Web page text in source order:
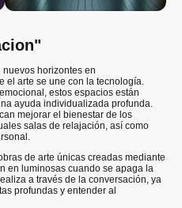
horizontes en
el arte se une con la tecnología.
estos espacios están
ayuda individualizada profunda.
mejorar el bienestar de los
salas de relajación, así como
de arte únicas creadas mediante
en luminosas cuando se apaga la
a través de la conversación, ya
profundas y entender al